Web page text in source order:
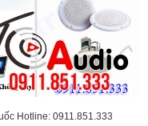
Hotline: 0911.851.333